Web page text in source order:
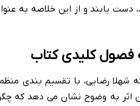
دست یابند و از این خلاصه به
فصول کلیدی کتاب
شهلا رضایی، با تقسیم بندی
اثر به وضوح نشان می دهد که